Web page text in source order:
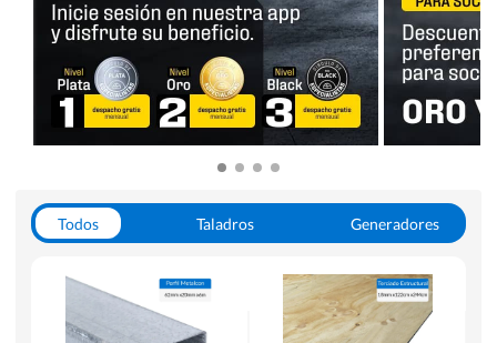
Todos Taladros
Generadores
Herramientas Manuales
Sierras Circulares